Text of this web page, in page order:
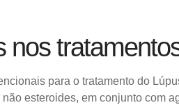
nos
para o tratamento do
esteroides, em conjunto com